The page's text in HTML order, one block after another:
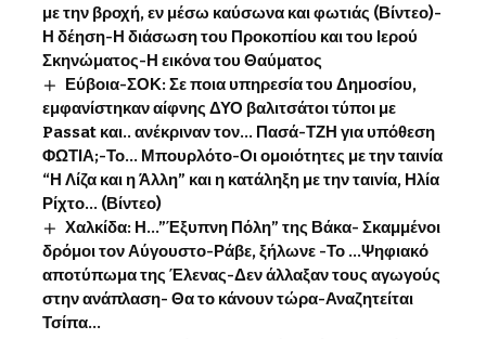
με την βροχή, εν μέσω καύσωνα και φωτιάς (Βίντεο)-
Η δέηση-Η διάσωση του Προκοπίου και του Ιερού
Σκηνώματος-Η εικόνα του Θαύματος
Εύβοια-ΣΟΚ: Σε ποια υπηρεσία του Δημοσίου,
εμφανίστηκαν αίφνης ΔΥΟ βαλιτσάτοι τύποι με
Passat και.. ανέκριναν τον… Πασά-ΤΖΗ για υπόθεση
ΦΩΤΙΑ;-Το… Μπουρλότο-Οι ομοιότητες με την ταινία
“Η Λίζα και η Άλλη” και η κατάληξη με την ταινία, Ηλία
Ρίχτο… (Βίντεο)
Χαλκίδα: Η…”Έξυπνη Πόλη” της Βάκα- Σκαμμένοι
δρόμοι τον Αύγουστο-Ράβε, ξήλωνε -Το …Ψηφιακό
αποτύπωμα της Έλενας-Δεν άλλαξαν τους αγωγούς
στην ανάπλαση- Θα το κάνουν τώρα-Αναζητείται
Τσίπα…